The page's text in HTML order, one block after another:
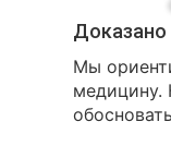
Доказано
Мы
медицину.